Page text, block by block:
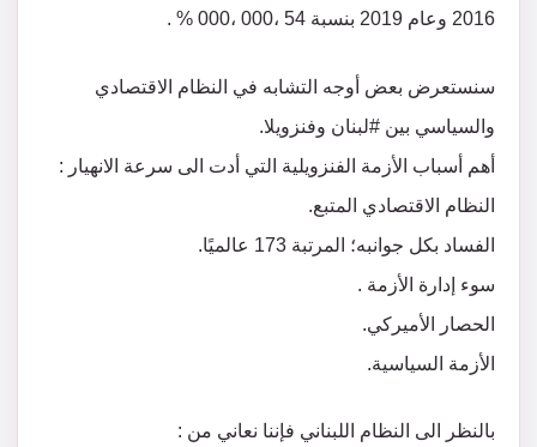
2016 وعام 2019 بنسبة 54 ،000 ،000 % .
سنستعرض بعض أوجه التشابه في النظام الاقتصادي
والسياسي بين #لبنان وفنزويلا.
أهم أسباب الأزمة الفنزويلية التي أدت الى سرعة الانهيار :
النظام الاقتصادي المتبع.
الفساد بكل جوانبه؛ المرتبة 173 عالميًا.
سوء إدارة الأزمة .
الحصار الأميركي.
الأزمة السياسية.
بالنظر الى النظام اللبناني فإننا نعاني من :